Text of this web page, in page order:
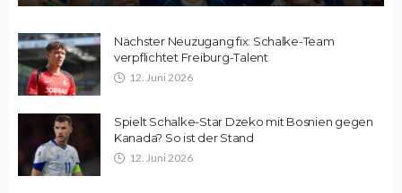
Nächster Neuzugang fix: Schalke-Team
verpflichtet Freiburg-Talent
12. Juni 2026
Spielt Schalke-Star Dzeko mit Bosnien gegen
Kanada? So ist der Stand
12. Juni 2026